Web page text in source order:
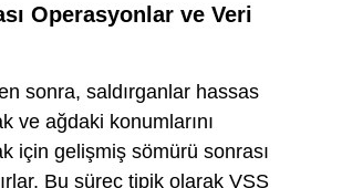
Operasyonlar ve Veri
sonra, saldırganlar hassas
ve ağdaki konumlarını
için gelişmiş sömürü sonrası
Bu süreç tipik olarak VSS